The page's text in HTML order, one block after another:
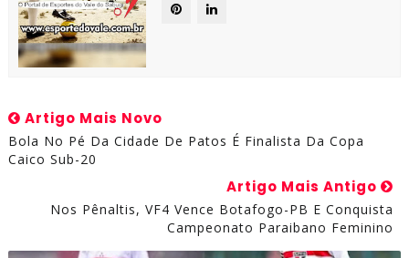
Artigo Mais Novo
Bola No Pé Da Cidade De Patos É Finalista Da Copa
Caico Sub-20
Artigo Mais Antigo
Nos Pênaltis, VF4 Vence Botafogo-PB E Conquista
Campeonato Paraibano Feminino